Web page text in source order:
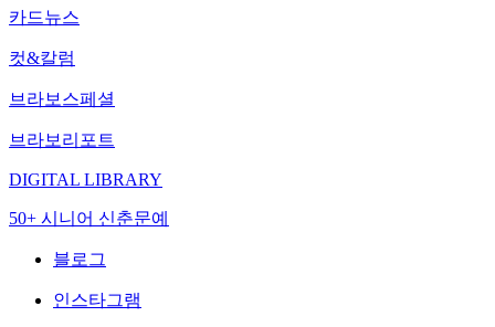
카드뉴스
컷&칼럼
브라보스페셜
브라보리포트
DIGITAL LIBRARY
50+ 시니어 신춘문예
블로그
인스타그램